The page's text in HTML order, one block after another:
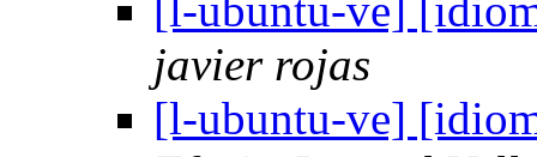
[l-ubuntu-ve]
javier rojas
[l-ubuntu-ve]